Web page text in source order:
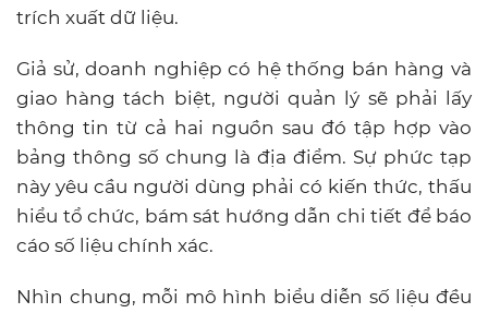
trích xuất dữ liệu.
Giả sử, doanh nghiệp có hệ thống bán hàng và
giao hàng tách biệt, người quản lý sẽ phải lấy
thông tin từ cả hai nguồn sau đó tập hợp vào
bảng thông số chung là địa điểm. Sự phức tạp
này yêu cầu người dùng phải có kiến thức, thấu
hiểu tổ chức, bám sát hướng dẫn chi tiết để báo
cáo số liệu chính xác.
Nhìn chung, mỗi mô hình biểu diễn số liệu đều